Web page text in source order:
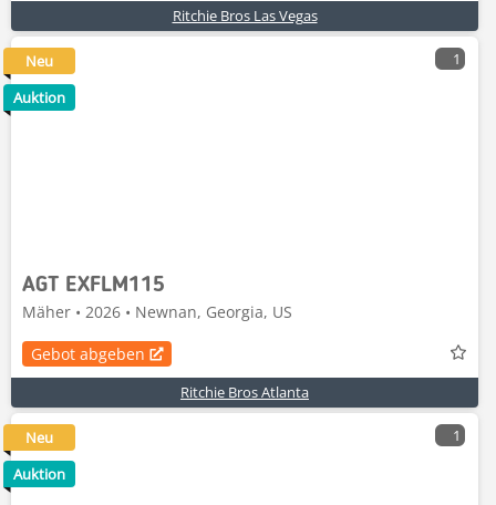
Ritchie Bros Las Vegas
1
AGT EXFLM115
Mäher • 2026 • Newnan, Georgia, US
Gebot abgeben
Ritchie Bros Atlanta
Neu
Auktion
1
Neu
Auktion